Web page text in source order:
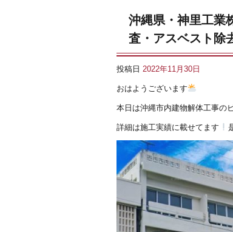
沖縄県・神里工業
査・アスベスト除
投稿日 2022年11月30日
おはようございます
本日は沖縄市内建物解体工事の
詳細は施工実績に載せてます